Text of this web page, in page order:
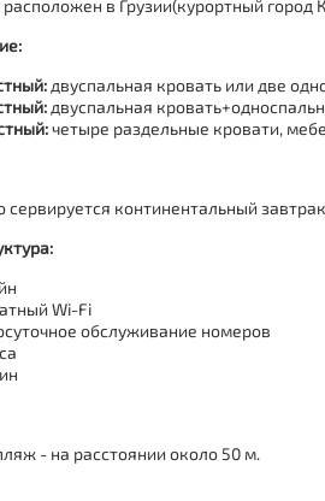
расположен в Грузии(курортный город
двуспальная кровать или две
двуспальная
четыре раздельные кровати,
сервируется континентальный
Wi-Fi
обслуживание номеров
- на расстоянии около 50 м.